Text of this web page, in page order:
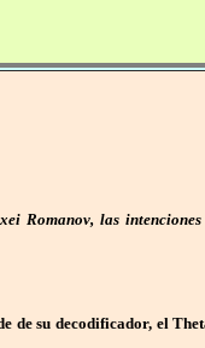
Romanov, las
de su decodificador, el